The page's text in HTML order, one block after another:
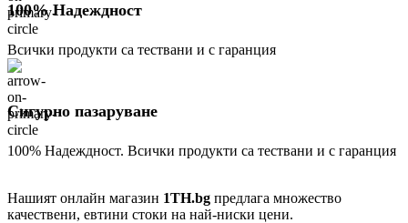
100% Надеждност
Всички продукти са тествани и с гаранция
Сигурно пазаруване
100% Надеждност. Всички продукти са тествани и с гаранция
Нашият онлайн магазин 1TH.bg предлага множество
качествени, евтини стоки на най-ниски цени.